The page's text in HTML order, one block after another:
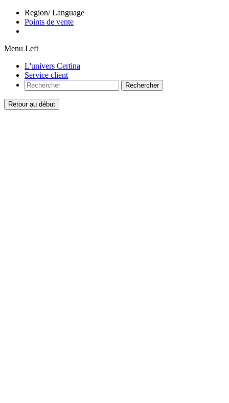
Region/ Language
Points de vente
Menu Left
L'univers Certina
Service client
Rechercher
Retour au début